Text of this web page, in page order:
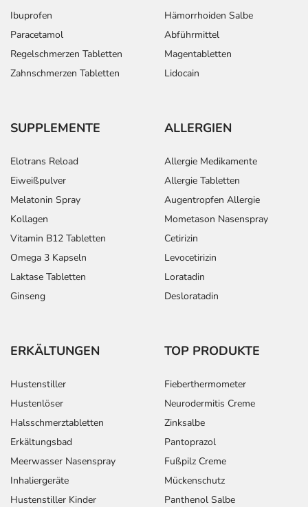
Adresse des Anbieters/Herstellers
Cesra Arzneimittel GmbH & Co.KG
Flugstr. 11
herunterladen.
Ibuprofen
Paracetamol
Regelschmerzen Tabletten
Zahnschmerzen Tabletten
Hämorrhoiden Salbe
Abführmittel
Magentabletten
Lidocain
SUPPLEMENTE
Elotrans Reload
Eiweißpulver
Melatonin Spray
Kollagen
Vitamin B12 Tabletten
Omega 3 Kapseln
Laktase Tabletten
Ginseng
ALLERGIEN
Allergie Medikamente
Allergie Tabletten
Augentropfen Allergie
Mometason Nasenspray
Cetirizin
Levocetirizin
Loratadin
Desloratadin
ERKÄLTUNGEN
Hustenstiller
Hustenlöser
Halsschmerztabletten
Erkältungsbad
Meerwasser Nasenspray
Inhaliergeräte
Hustenstiller Kinder
TOP PRODUKTE
Fieberthermometer
Neurodermitis Creme
Zinksalbe
Pantoprazol
Fußpilz Creme
Mückenschutz
Panthenol Salbe